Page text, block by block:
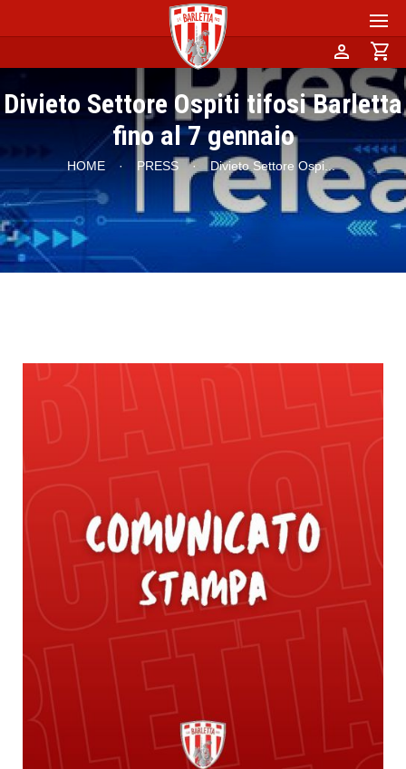
person shopping_cart
Divieto Settore Ospiti tifosi Barletta
fino al 7 gennaio
HOME · PRESS · Divieto Settore Ospi ...